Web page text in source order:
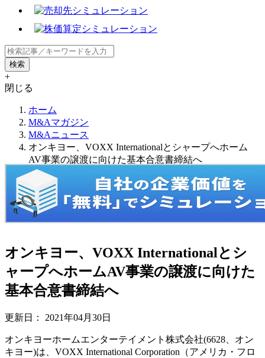
+
閉じる
ホーム
M&Aマガジン
M&Aニュース
オンキヨー、VOXX Internationalとシャープへホーム
AV事業の譲渡に向けた基本合意書締結へ
オンキヨー、VOXX Internationalとシ
ャープへホームAV事業の譲渡に向けた
基本合意書締結へ
更新日： 2021年04月30日
オンキヨーホームエンターテイメント株式会社(6628、オン
キヨー)は、VOXX International Corporation（アメリカ・フロ